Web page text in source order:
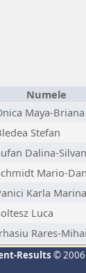
Numele
Maya-Briana
Stefan
Dalina-
Mario-
Karla Marina
Luca
Rares-Mihai
Results ©